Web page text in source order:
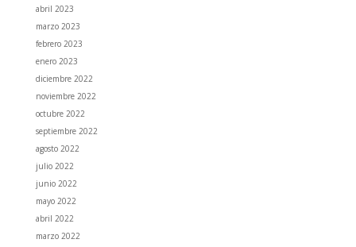
abril 2023
marzo 2023
febrero 2023
enero 2023
diciembre 2022
noviembre 2022
octubre 2022
septiembre 2022
agosto 2022
julio 2022
junio 2022
mayo 2022
abril 2022
marzo 2022